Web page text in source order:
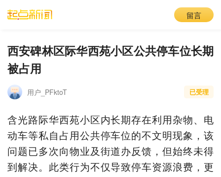
留言
西安碑林区际华西苑小区公共停车位长期
被占用
用户_PFktoT 已受理
含光路际华西苑小区内长期存在利用杂物、电
动车等私自占用公共停车位的不文明现象，该
问题已多次向物业及街道办反馈，但始终未得
到解决。此类行为不仅导致停车资源浪费，更